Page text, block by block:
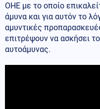
ΟΗΕ με το οποίο
άμυνα και για αυτόν το
αμυντικές
επιτρέψουν να ασκήσει
αυτοάμυνας.